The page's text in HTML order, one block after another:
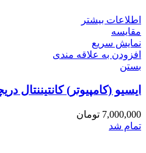
اطلاعات بیشتر
مقایسه
نمایش سریع
افزودن به علاقه مندی
بستن
ایسیو (کامپیوتر) کانتیننتال
7,000,000 تومان
تمام شد